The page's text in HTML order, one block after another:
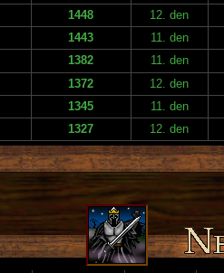
1448
12. den
1443
11. den
1382
11. den
1372
12. den
1345
11. den
1327 12. den